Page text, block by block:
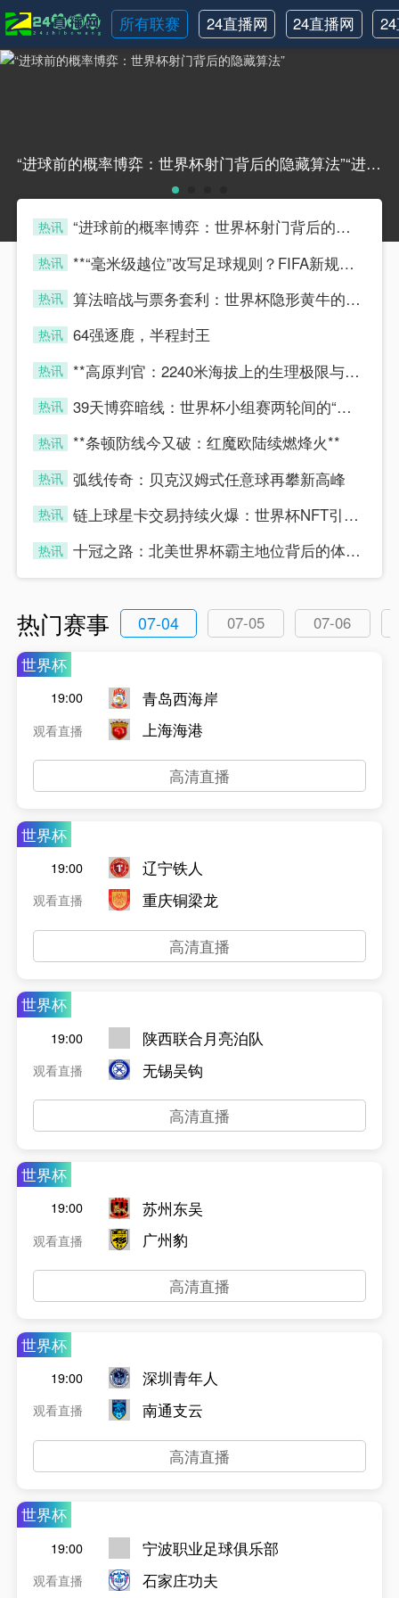
所有联赛
24直播网
NBA
24直播网
世界杯
“进球前的概率博弈：世界杯射门背后的隐藏算法”“进球前的概率博弈：世界杯射门背后的隐藏算法”
热讯
“进球前的概率博弈：世界杯射门背后的隐藏算法”
热讯
**“毫米级越位”改写足球规则？FIFA新规首案：毫厘之间的胜负天平**
热讯
算法暗战与票务套利：世界杯隐形黄牛的博弈模型
热讯 64强逐鹿，半程封王
热讯
**高原判官：2240米海拔上的生理极限与毫秒级执法**
热讯
39天博弈暗线：世界杯小组赛两轮间的“休整”真相
热讯
**条顿防线今又破：红魔欧陆续燃烽火**
热讯 弧线传奇：贝克汉姆式任意球再攀新高峰
热讯
链上球星卡交易持续火爆：世界杯NFT引爆数字藏品新浪潮
热讯
十冠之路：北美世界杯霸主地位背后的体能密码
热门赛事 07-04 07-05
07-06
世界杯
19:00
观看直播
青岛西海岸
上海海港
高清直播
世界杯
19:00
观看直播
辽宁铁人
重庆铜梁龙
高清直播
世界杯
19:00
观看直播
陕西联合月亮泊队
无锡吴钩
高清直播
世界杯
19:00
观看直播
苏州东吴
广州豹
高清直播
世界杯
19:00
观看直播
深圳青年人
南通支云
高清直播
世界杯
19:00
观看直播
宁波职业足球俱乐部
石家庄功夫